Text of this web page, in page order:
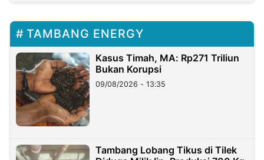
TAMBANG ENERGY
Kasus Timah, MA: Rp271 Triliun
Bukan Korupsi
09/08/2026 - 13:35
Tambang Lobang Tikus di Tilek